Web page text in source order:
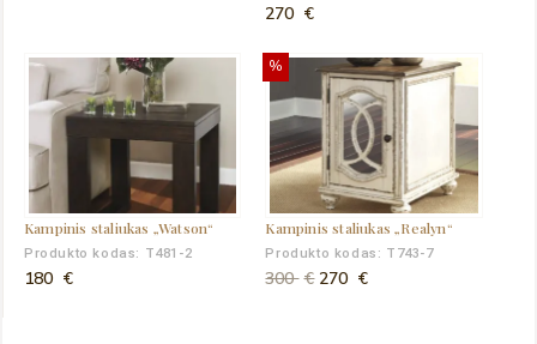
270 €
Kampinis staliukas „Watson“
Produkto kodas: T481-2
180 €
%
Kampinis staliukas „Realyn“
Produkto kodas: T743-7
300 € Original
270 €Current